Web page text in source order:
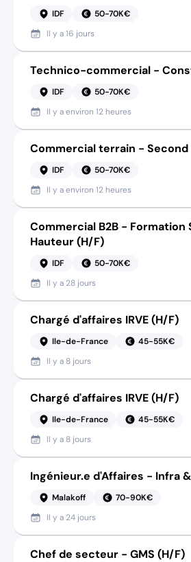
IDF
50-70K€
Il y a16 jours
Technico-commercial -
IDF
50-70K€
Il y aenviron 12 heures
Commercial terrain - Second
IDF
50-70K€
Il y aenviron 12 heures
Commercial B2B - Formation
Hauteur (H/F)
IDF
50-70K€
Il y a 28 jours
Chargé d'affaires IRVE (H/F)
Ile-de-France
45-55K€
Il y a 8 jours
Chargé d'affaires IRVE (H/F)
Ile-de-France
45-55K€
Il y a 8 jours
Ingénieur.e d'Affaires - Infra
Malakoff
70-90K€
Il y a 24 jours
Chef de secteur - GMS (H/F)